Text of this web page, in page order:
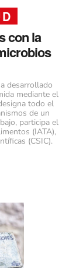
con la
desarrollado
mediante el
todo el
de un
participa el
(IATA),
(CSIC).